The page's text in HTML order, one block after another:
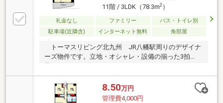
11階 / 3LDK（78.3m2）
礼金なし ファミリー
バス・トイレ別
駐車場(近隣含)
インターネット無料 角部屋
トーマスリビング北九州 JR八幡駅周りのデザイナ
ーズ物件です。立地・オシャレ・設備の揃った3拍
8.50万円
管理費4,000円